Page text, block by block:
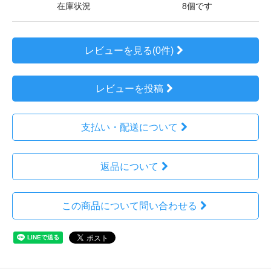
在庫状況 8個です
レビューを見る(0件)
レビューを投稿
支払い・配送について
返品について
この商品について問い合わせる